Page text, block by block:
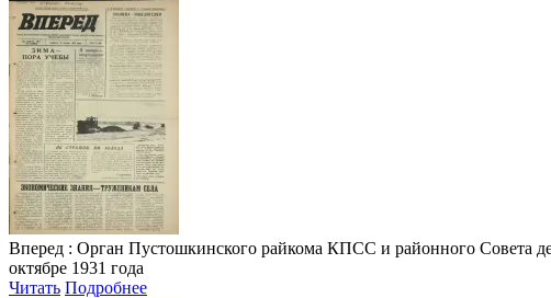
Вперед : Орган Пустошкинского райкома КПСС и районного Совета
октябре 1931 года
Читать Подробнее